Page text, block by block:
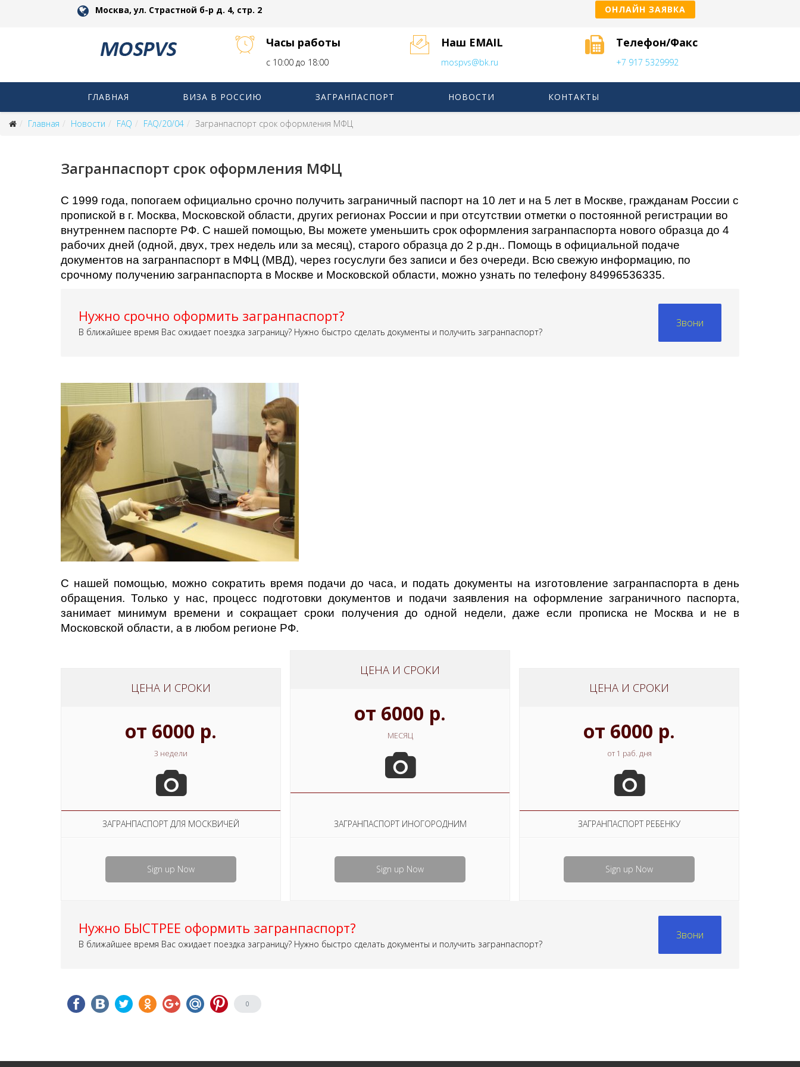
Москва, ул. Страстной б-р д. 4, стр. 2 ОНЛАЙН ЗАЯВКА
Часы работы
с 10:00 до 18:00
Наш EMAIL
mospvs@bk.ru
Телефон/Факс
+7 917 5329992
ГЛАВНАЯ ВИЗА В РОССИЮ ЗАГРАНПАСПОРТ НОВОСТИ КОНТАКТЫ
Главная Новости FAQ FAQ/20/04 Загранпаспорт срок оформления МФЦ
Загранпаспорт срок оформления МФЦ
С 1999 года, попогаем официально срочно получить заграничный паспорт на 10 лет и на 5 лет в Москве, гражданам России с
пропиской в г. Москва, Московской области, других регионах России и при отсутствии отметки о постоянной регистрации во
внутреннем паспорте РФ. С нашей помощью, Вы можете уменьшить срок оформления загранпаспорта нового образца до 4
рабочих дней (одной, двух, трех недель или за месяц), старого образца до 2 р.дн.. Помощь в официальной подаче
документов на загранпаспорт в МФЦ (МВД), через госуслуги без записи и без очереди. Всю свежую информацию, по
срочному получению загранпаспорта в Москве и Московской области, можно узнать по телефону 84996536335.
Нужно срочно оформить загранпаспорт?
В ближайшее время Вас ожидает поездка заграницу? Нужно быстро сделать документы и получить загранпаспорт?
Звони
С нашей помощью, можно сократить время подачи до часа, и подать документы на изготовление загранпаспорта в день
обращения. Только у нас, процесс подготовки документов и подачи заявления на оформление заграничного паспорта,
занимает минимум времени и сокращает сроки получения до одной недели, даже если прописка не Москва и не в
Московской области, а в любом регионе РФ.
ЦЕНА И СРОКИ
от 6000 р.
3 недели
ЗАГРАНПАСПОРТ ДЛЯ МОСКВИЧЕЙ
Sign up Now
ЦЕНА И СРОКИ
от 6000 р.
МЕСЯЦ
ЗАГРАНПАСПОРТ ИНОГОРОДНИМ
Sign up Now
ЦЕНА И СРОКИ
от 6000 р.
от 1 раб. дня
ЗАГРАНПАСПОРТ РЕБЕНКУ
Sign up Now
Нужно БЫСТРЕЕ оформить загранпаспорт?
В ближайшее время Вас ожидает поездка заграницу? Нужно быстро сделать документы и получить загранпаспорт?
Звони
0